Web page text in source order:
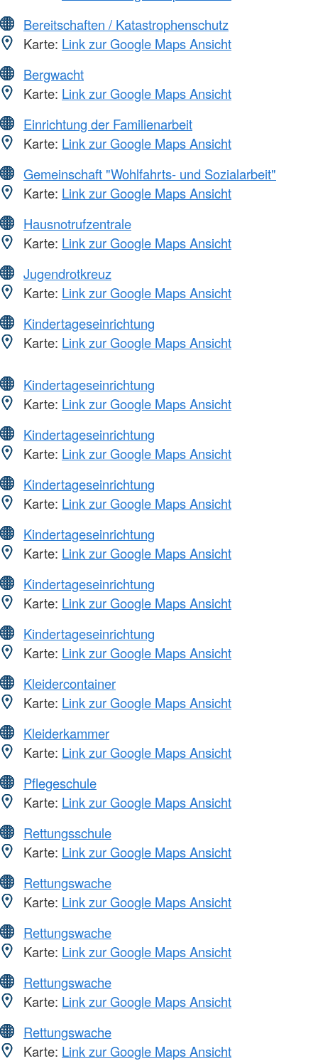
Bereitschaften / Katastrophenschutz
Karte: Link zur Google Maps Ansicht
Bergwacht
Karte: Link zur Google Maps Ansicht
Einrichtung der Familienarbeit
Karte: Link zur Google Maps Ansicht
Gemeinschaft "Wohlfahrts- und Sozialarbeit"
Karte: Link zur Google Maps Ansicht
Hausnotrufzentrale
Karte: Link zur Google Maps Ansicht
Jugendrotkreuz
Karte: Link zur Google Maps Ansicht
Kindertageseinrichtung
Karte: Link zur Google Maps Ansicht
Kindertageseinrichtung
Karte: Link zur Google Maps Ansicht
Kindertageseinrichtung
Karte: Link zur Google Maps Ansicht
Kindertageseinrichtung
Karte: Link zur Google Maps Ansicht
Kindertageseinrichtung
Karte: Link zur Google Maps Ansicht
Kindertageseinrichtung
Karte: Link zur Google Maps Ansicht
Kindertageseinrichtung
Karte: Link zur Google Maps Ansicht
Kleidercontainer
Karte: Link zur Google Maps Ansicht
Kleiderkammer
Karte: Link zur Google Maps Ansicht
Pflegeschule
Karte: Link zur Google Maps Ansicht
Rettungsschule
Karte: Link zur Google Maps Ansicht
Rettungswache
Karte: Link zur Google Maps Ansicht
Rettungswache
Karte: Link zur Google Maps Ansicht
Rettungswache
Karte: Link zur Google Maps Ansicht
Rettungswache
Karte: Link zur Google Maps Ansicht